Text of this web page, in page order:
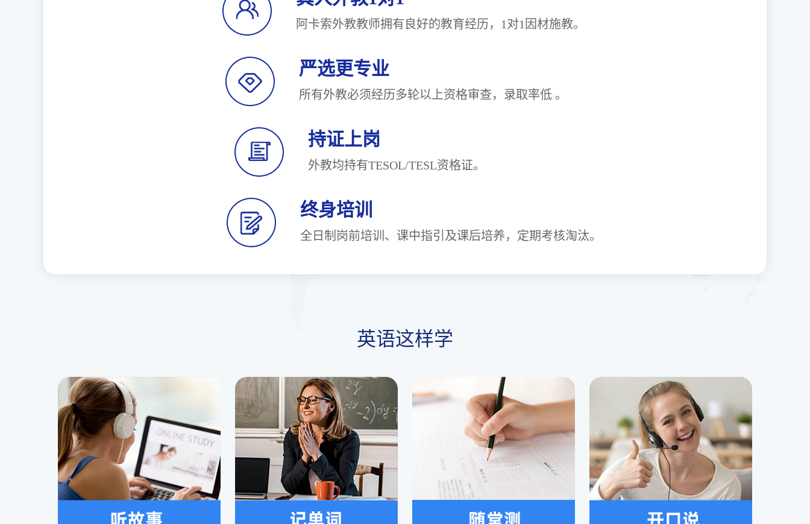
阿卡索外教教师拥有良好的教育经历，1对1因材施教。
严选更专业
所有外教必须经历多轮以上资格审查，录取率低 。
持证上岗
外教均持有TESOL/TESL资格证。
终身培训
全日制岗前培训、课中指引及课后培养，定期考核淘汰。
英语这样学